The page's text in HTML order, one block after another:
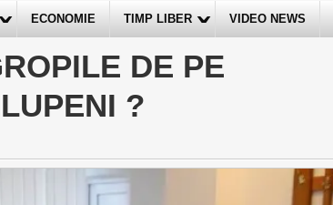
ECONOMIE TIMP LIBER VIDEO NEWS
DE PE
?